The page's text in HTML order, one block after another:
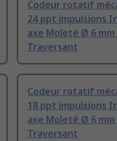
Codeur rotatif
24 ppt impulsions
axe Moleté Ø 6
Traversant
Codeur rotatif
18 ppt impulsions
axe Moleté Ø 6
Traversant